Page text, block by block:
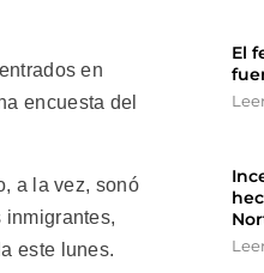
en
encuesta del
a la vez, sonó
inmigrantes,
este lunes.
El